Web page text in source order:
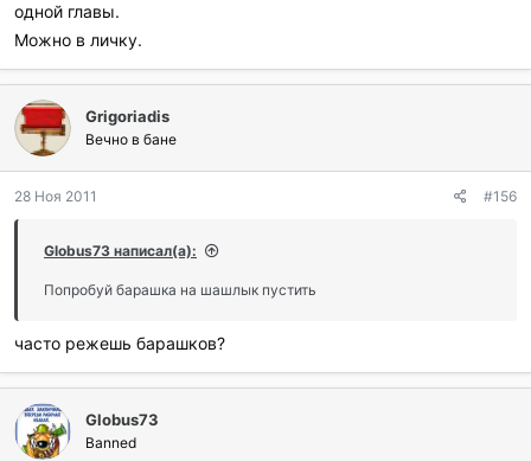
одной главы.
Можно в личку.
Grigoriadis
Вечно в бане
28 Ноя 2011 #156
Globus73 написал(а):
Попробуй барашка на шашлык пустить
часто режешь барашков?
Globus73
Banned